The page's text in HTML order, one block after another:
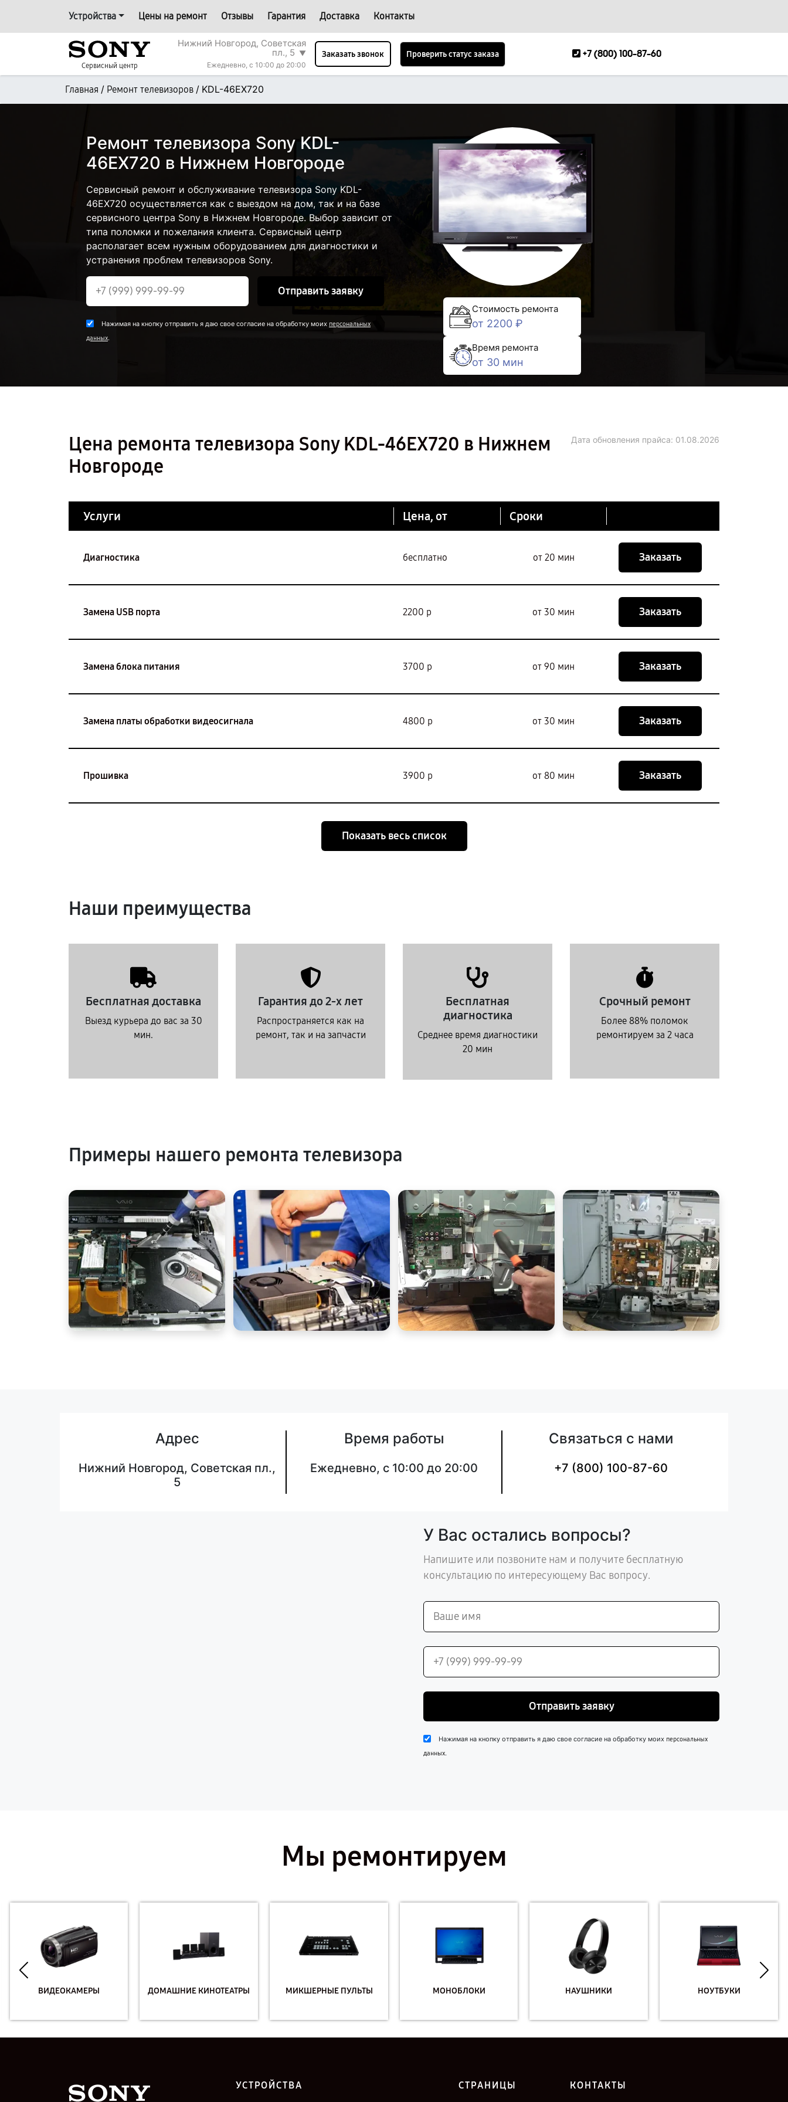
Устройства Цены на ремонт Отзывы Гарантия Доставка Контакты
Сервисный центр
Нижний Новгород, Советская
пл., 5 ▼
Ежедневно, с 10:00 до 20:00
Заказать звонок Проверить статус заказа +7 (800) 100-87-60
Главная / Ремонт телевизоров / KDL-46EX720
Ремонт телевизора Sony KDL-
46EX720 в Нижнем Новгороде
Сервисный ремонт и обслуживание телевизора Sony KDL-
46EX720 осуществляется как с выездом на дом, так и на базе
сервисного центра Sony в Нижнем Новгороде. Выбор зависит от
типа поломки и пожелания клиента. Сервисный центр
располагает всем нужным оборудованием для диагностики и
устранения проблем телевизоров Sony.
Отправить заявку
Нажимая на кнопку отправить я даю свое согласие на обработку моих персональных
данных.
Стоимость ремонта
от 2200 ₽
Время ремонта
от 30 мин
Цена ремонта телевизора Sony KDL-46EX720 в Нижнем
Новгороде
Дата обновления прайса: 01.08.2026
Услуги Цена, от Сроки
Диагностика бесплатно от 20 мин Заказать
Замена USB порта 2200 р от 30 мин Заказать
Замена блока питания 3700 р от 90 мин Заказать
Замена платы обработки видеосигнала 4800 р от 30 мин Заказать
Прошивка 3900 р от 80 мин Заказать
Показать весь список
Наши преимущества
Бесплатная доставка
Выезд курьера до вас за 30
мин.
Гарантия до 2-х лет
Распространяется как на
ремонт, так и на запчасти
Бесплатная
диагностика
Среднее время диагностики
20 мин
Срочный ремонт
Более 88% поломок
ремонтируем за 2 часа
Примеры нашего ремонта телевизора
Адрес
Нижний Новгород, Советская пл.,
5
Время работы
Ежедневно, с 10:00 до 20:00
Связаться с нами
+7 (800) 100-87-60
У Вас остались вопросы?
Напишите или позвоните нам и получите бесплатную
консультацию по интересующему Вас вопросу.
Отправить заявку
Нажимая на кнопку отправить я даю свое согласие на обработку моих персональных
данных.
Мы ремонтируем
ВИДЕОКАМЕРЫ ДОМАШНИЕ КИНОТЕАТРЫ МИКШЕРНЫЕ ПУЛЬТЫ МОНОБЛОКИ НАУШНИКИ НОУТБУКИ
УСТРОЙСТВА СТРАНИЦЫ КОНТАКТЫ